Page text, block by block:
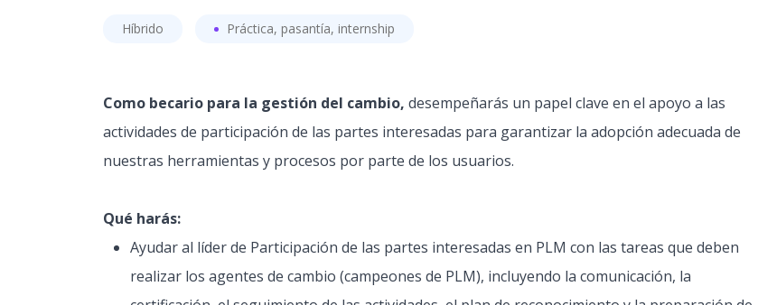
Híbrido Práctica, pasantía, internship
Como becario para la gestión del cambio, desempeñarás un papel clave en el apoyo a las
actividades de participación de las partes interesadas para garantizar la adopción adecuada de
nuestras herramientas y procesos por parte de los usuarios.
Qué harás:
Ayudar al líder de Participación de las partes interesadas en PLM con las tareas que deben
realizar los agentes de cambio (campeones de PLM), incluyendo la comunicación, la